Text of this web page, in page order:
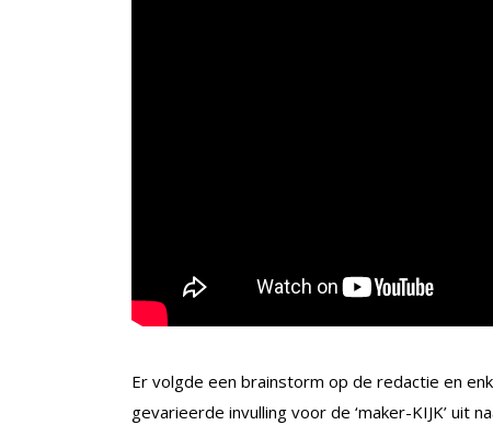
Er volgde een brainstorm op de redactie en
gevarieerde invulling voor de ‘maker-KIJK’ uit